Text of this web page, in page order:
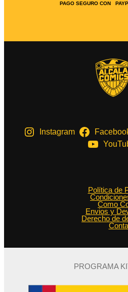
PAGO SEGURO CON
Instagram
Política de
Como
Envios y
Derecho de
PROGRAMA